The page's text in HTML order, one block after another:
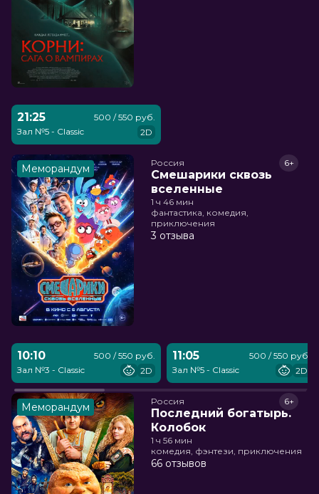
21:25
Зал №5 - Classic
500 / 550 руб.
2D
Меморандум Россия
Смешарики сквозь
вселенные
6+
1 ч 46 мин
фантастика, комедия,
приключения
3 отзыва
10:10
Зал №3 - Classic
500 / 550 руб.
2D
11:05
Зал №5 - Classic
500 / 550 руб.
2D
Меморандум Россия
Последний богатырь.
Колобок
6+
1 ч 56 мин
комедия, фэнтези, приключения
66 отзывов